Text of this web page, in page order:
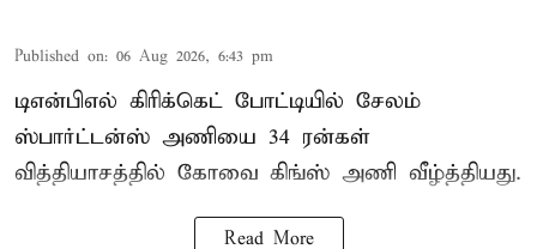
Published on: 06 Aug 2026, 6:43 pm
டிஎன்பிஎல் கிரிக்கெட் போட்டியில் சேலம்
ஸ்பார்ட்டன்ஸ் அணியை 34 ரன்கள்
வித்தியாசத்தில் கோவை கிங்ஸ் அணி வீழ்த்தியது.
Read More